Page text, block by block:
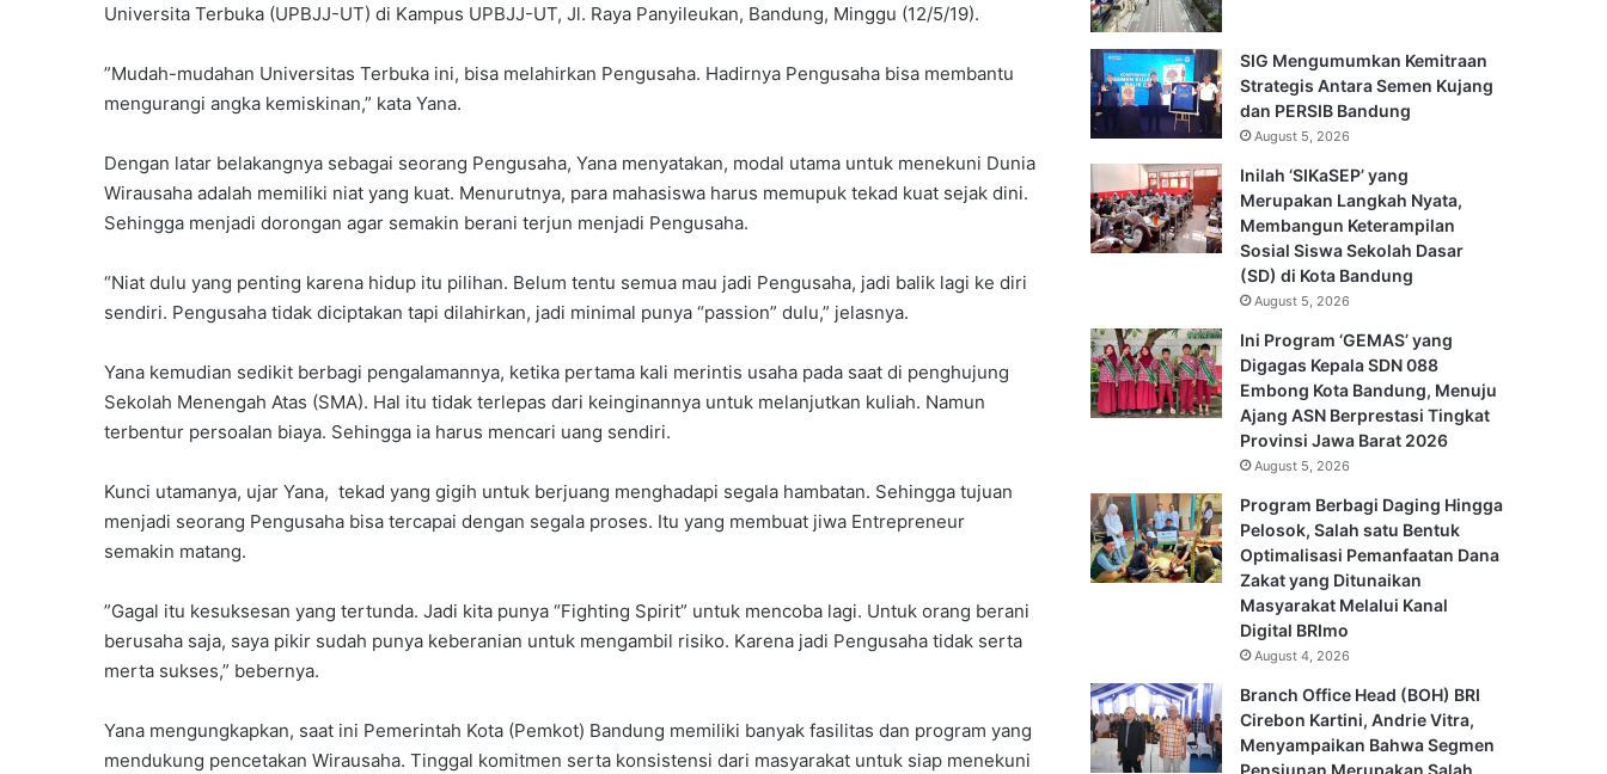
Universita Terbuka‎ (UPBJJ-UT) di Kampus UPBJJ-UT, Jl. Raya Panyileukan, Bandung, Minggu (12/5/19).
‎”Mudah-mudahan Universitas Terbuka ini, bisa melahirkan Pengusaha. Hadirnya Pengusaha bisa membantu
mengurangi angka kemiskinan,” ‎kata Yana.
Dengan latar belakangnya sebagai seorang Pengusaha, Yana menyatakan, modal utama untuk menekuni Dunia
Wirausaha ‎adalah memiliki niat yang kuat. Menurutnya, para mahasiswa harus memupuk tekad kuat sejak dini.
Sehingga menjadi dorongan agar semakin berani terjun menjadi Pengusaha.
“Niat dulu yang penting karena hidup itu pilihan. Belum tentu semua mau jadi Pengusaha, jadi balik lagi ke diri
sendiri. Pengusaha tidak diciptakan tapi dilahirkan, jadi minimal punya “passion” dulu,” jelasnya.
Yana kemudian sedikit berbagi pengalamannya, ketika pertama kali merintis usaha pada saat di penghujung
‎Sekolah Menengah Atas (SMA). Hal itu tidak terlepas dari keinginannya untuk melanjutkan kuliah. Namun
terbentur persoalan biaya. Sehingga ia harus mencari uang sendiri.
Kunci utamanya, ujar Yana, tekad yang gigih untuk berjuang menghadapi segala hambatan. Sehingga tujuan
menjadi seorang Pengusaha bisa tercapai dengan segala proses. Itu yang membuat jiwa Entrepreneur
semakin matang.
‎”Gagal itu kesuksesan yang tertunda. Jadi kita punya “Fighting Spirit” untuk mencoba lagi. Untuk orang berani
berusaha saja, saya pikir sudah punya keberanian untuk mengambil risiko. Karena jadi Pengusaha tidak serta
merta sukses‎,” bebernya.
‎Yana mengungkapkan, saat ini Pemerintah Kota (Pemkot) Bandung memiliki banyak fasilitas dan program yang
mendukung pencetakan Wirausaha. Tinggal komitmen serta konsistensi dari masyarakat untuk siap menekuni
SIG Mengumumkan Kemitraan
Strategis Antara Semen Kujang
dan PERSIB Bandung
August 5, 2026
Inilah ‘SIKaSEP’ yang
Merupakan Langkah Nyata,
Membangun Keterampilan
Sosial Siswa Sekolah Dasar
(SD) di Kota Bandung
August 5, 2026
Ini Program ‘GEMAS’ yang
Digagas Kepala SDN 088
Embong Kota Bandung, Menuju
Ajang ASN Berprestasi Tingkat
Provinsi Jawa Barat 2026
August 5, 2026
Program Berbagi Daging Hingga
Pelosok, Salah satu Bentuk
Optimalisasi Pemanfaatan Dana
Zakat yang Ditunaikan
Masyarakat Melalui Kanal
Digital BRImo
August 4, 2026
Branch Office Head (BOH) BRI
Cirebon Kartini, Andrie Vitra,
Menyampaikan Bahwa Segmen
Pensiunan Merupakan Salah